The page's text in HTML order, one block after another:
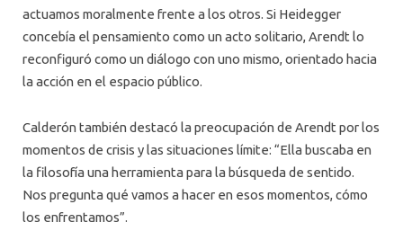
actuamos moralmente frente a los otros. Si Heidegger
concebía el pensamiento como un acto solitario, Arendt lo
reconfiguró como un diálogo con uno mismo, orientado hacia
la acción en el espacio público.
Calderón también destacó la preocupación de Arendt por los
momentos de crisis y las situaciones límite: “Ella buscaba en
la filosofía una herramienta para la búsqueda de sentido.
Nos pregunta qué vamos a hacer en esos momentos, cómo
los enfrentamos”.